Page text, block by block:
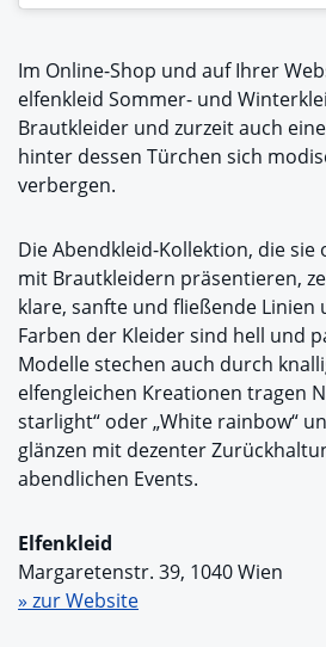
Im Online-Shop und auf Ihrer
elfenkleid Sommer- und
Brautkleider und zurzeit auch
hinter dessen Türchen sich
verbergen.
Die Abendkleid-Kollektion, die sie
mit Brautkleidern präsentieren,
klare, sanfte und fließende Linien
Farben der Kleider sind hell und
Modelle stechen auch durch
elfengleichen Kreationen tragen
starlight“ oder „White rainbow“
glänzen mit dezenter
abendlichen Events.
Elfenkleid
Margaretenstr. 39, 1040 Wien
» zur Website